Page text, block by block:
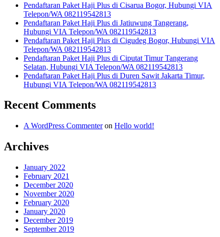
Pendaftaran Paket Haji Plus di Cisarua Bogor, Hubungi VIA
Telepon/WA 082119542813
Pendaftaran Paket Haji Plus di Jatiuwung Tangerang,
Hubungi VIA Telepon/WA 082119542813
Pendaftaran Paket Haji Plus di Cigudeg Bogor, Hubungi VIA
Telepon/WA 082119542813
Pendaftaran Paket Haji Plus di Ciputat Timur Tangerang
Selatan, Hubungi VIA Telepon/WA 082119542813
Pendaftaran Paket Haji Plus di Duren Sawit Jakarta Timur,
Hubungi VIA Telepon/WA 082119542813
Recent Comments
A WordPress Commenteron Hello world!
Archives
January 2022
February 2021
December 2020
November 2020
February 2020
January 2020
December 2019
September 2019